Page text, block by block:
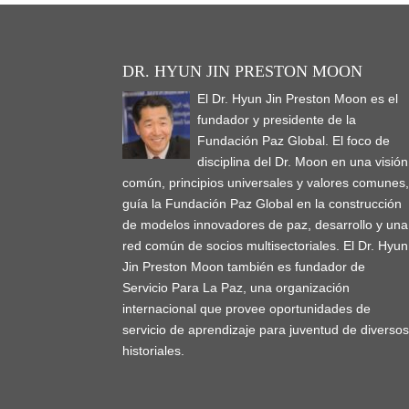
DR. HYUN JIN PRESTON MOON
El Dr. Hyun Jin Preston Moon es el
fundador y presidente de la
Fundación Paz Global. El foco de
disciplina del Dr. Moon en una visión
común, principios universales y valores comunes,
guía la Fundación Paz Global en la construcción
de modelos innovadores de paz, desarrollo y una
red común de socios multisectoriales. El Dr. Hyun
Jin Preston Moon también es fundador de
Servicio Para La Paz, una organización
internacional que provee oportunidades de
servicio de aprendizaje para juventud de diversos
historiales.